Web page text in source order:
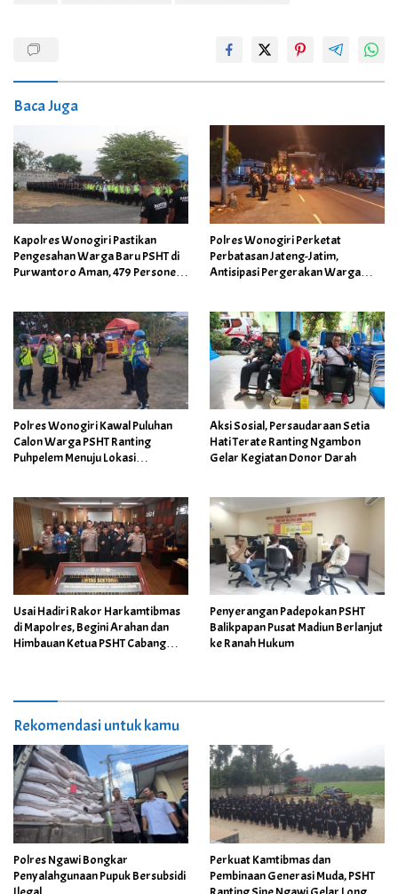
Baca Juga
Kapolres Wonogiri Pastikan
Pengesahan Warga Baru PSHT di
Purwantoro Aman, 479 Personel
Polres Wonogiri Perketat
Perbatasan Jateng-Jatim,
Antisipasi Pergerakan Warga
Polres Wonogiri Kawal Puluhan
Calon Warga PSHT Ranting
Puhpelem Menuju Lokasi
Tertib
Aksi Sosial, Persaudaraan Setia
Hati Terate Ranting Ngambon
Gelar Kegiatan Donor Darah
Usai Hadiri Rakor Harkamtibmas
di Mapolres, Begini Arahan dan
Himbauan Ketua PSHT Cabang
Penyerangan Padepokan PSHT
Balikpapan Pusat Madiun Berlanjut
ke Ranah Hukum
Rekomendasi untuk kamu
Polres Ngawi Bongkar
Penyalahgunaan Pupuk Bersubsidi
Perkuat Kamtibmas dan
Pembinaan Generasi Muda, PSHT